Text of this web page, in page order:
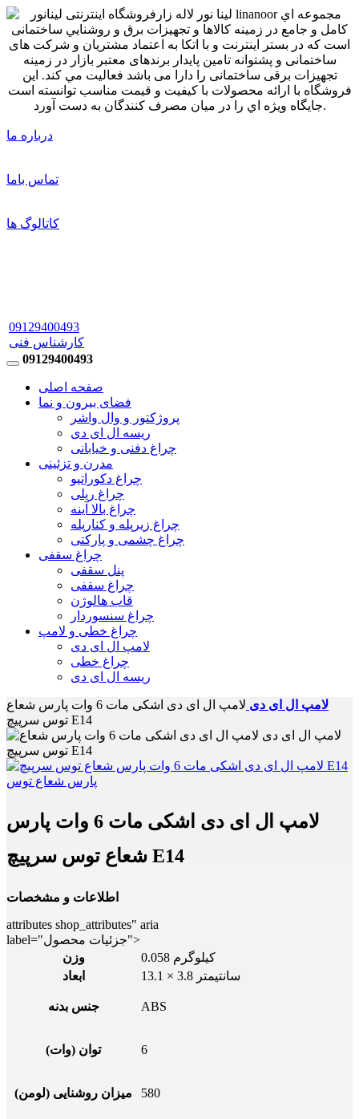
درباره ما
تماس باما
کاتالوگ ها
09129400493
کارشناس فنی
09129400493
صفحه اصلی
فضای بیرون و نما
پروژکتور و وال واشر
ریسه ال ای دی
چراغ دفنی و خیابانی
مدرن و تزئینی
چراغ دکوراتیو
چراغ ریلی
چراغ بالا آینه
چراغ زیرپله و کنارپله
چراغ چشمی و پارکتی
چراغ سقفی
پنل سقفی
چراغ سقفی
قاب هالوژن
چراغ سنسوردار
چراغ خطی و لامپ
لامپ ال ای دی
چراغ خطی
ریسه ال ای دی
لامپ ال ای دی
لامپ ال ای دی اشکی مات 6 وات پارس شعاع
توس سرپیچ E14
لامپ ال ای دی اشکی مات 6 وات پارس
شعاع توس سرپیچ E14
اطلاعات و مشخصات
attributes shop_attributes" aria
label="جزئیات محصول">
وزن
0.058 کیلوگرم
ابعاد
13.1 × 3.8 سانتیمتر
جنس بدنه ABS
توان (وات) 6
میزان روشنایی (لومن) 580